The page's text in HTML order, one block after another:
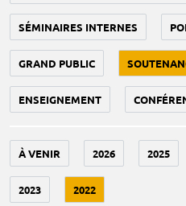
SÉMINAIRES INTERNES
GRAND PUBLIC
ENSEIGNEMENT
À VENIR 2026 2025
2023 2022